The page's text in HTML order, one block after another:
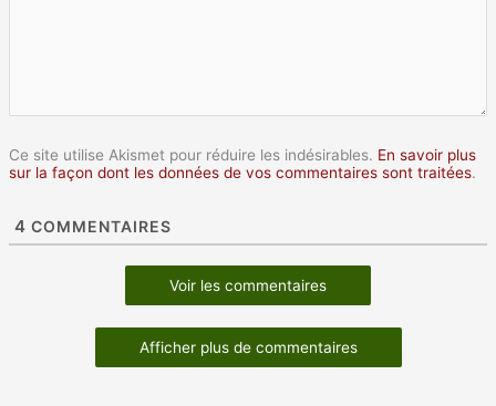
Ce site utilise Akismet pour réduire les indésirables. En savoir plus
sur la façon dont les données de vos commentaires sont traitées.
4 COMMENTAIRES
Voir les commentaires
Afficher plus de commentaires